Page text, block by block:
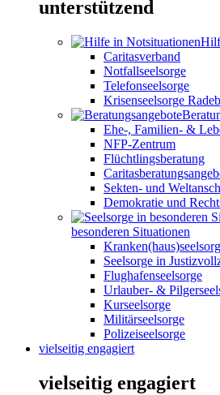
unterstützend
Caritasverband
Notfallseelsorge
Telefonseelsorge
Krisenseelsorge
Ehe-, Familien- &
NFP-Zentrum
Flüchtlingsberatung
Sekten- und
Demokratie und
besonderen Situationen
Seelsorge in
Flughafenseelsorge
Urlauber- &
Kurseelsorge
Militärseelsorge
Polizeiseelsorge
vielseitig engagiert
vielseitig engagiert